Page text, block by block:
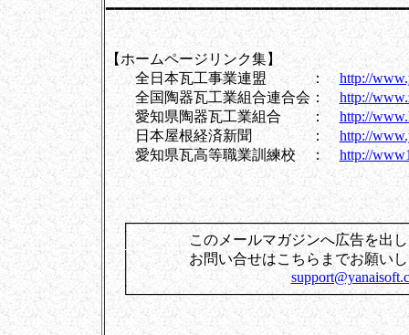
【ホームページリンク集】
全日本瓦工事業連盟 ：http://
全国陶器瓦工業組合連合会：http://
愛知県陶器瓦工業組合 ：http://
日本屋根経済新聞 ：http://
愛知県瓦高等職業訓練校 ： http://
│ このメールマガジンへ広
│ お問い合せはこちら
│